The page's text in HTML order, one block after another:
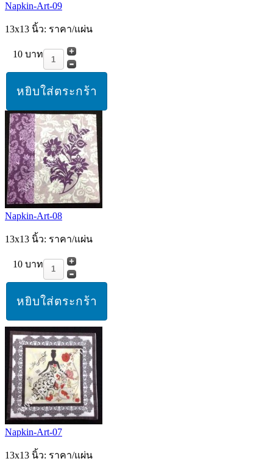
Napkin-Art-09
13x13 นิ้ว: ราคา/แผ่น
10 บาท
Napkin-Art-08
13x13 นิ้ว: ราคา/แผ่น
10 บาท
Napkin-Art-07
13x13 นิ้ว: ราคา/แผ่น